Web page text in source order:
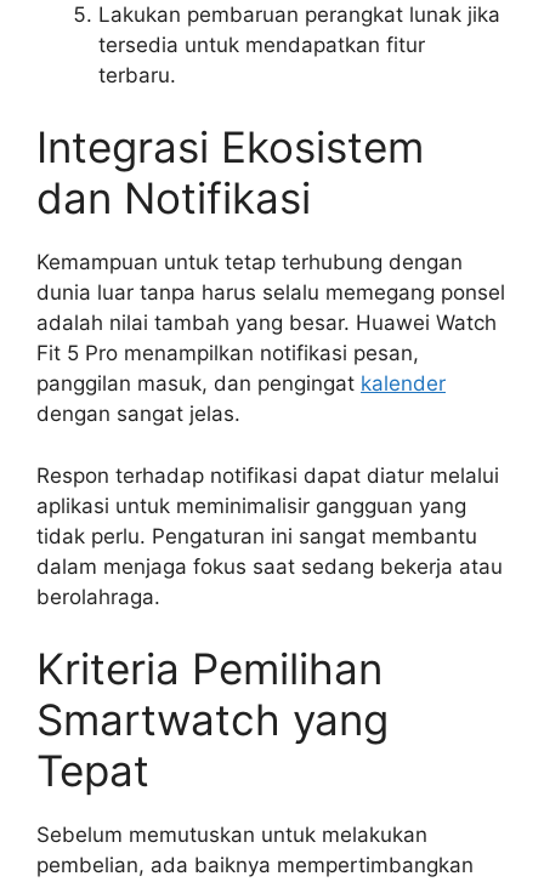
Lakukan pembaruan perangkat lunak jika
tersedia untuk mendapatkan fitur
terbaru.
Integrasi Ekosistem
dan Notifikasi
Kemampuan untuk tetap terhubung dengan
dunia luar tanpa harus selalu memegang ponsel
adalah nilai tambah yang besar. Huawei Watch
Fit 5 Pro menampilkan notifikasi pesan,
panggilan masuk, dan pengingat kalender
dengan sangat jelas.
Respon terhadap notifikasi dapat diatur melalui
aplikasi untuk meminimalisir gangguan yang
tidak perlu. Pengaturan ini sangat membantu
dalam menjaga fokus saat sedang bekerja atau
berolahraga.
Kriteria Pemilihan
Smartwatch yang
Tepat
Sebelum memutuskan untuk melakukan
pembelian, ada baiknya mempertimbangkan